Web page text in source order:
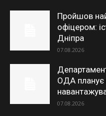
Пройшов
офіцером:
Дніпра
07.08.2026
ОДА планує
07.08.2026